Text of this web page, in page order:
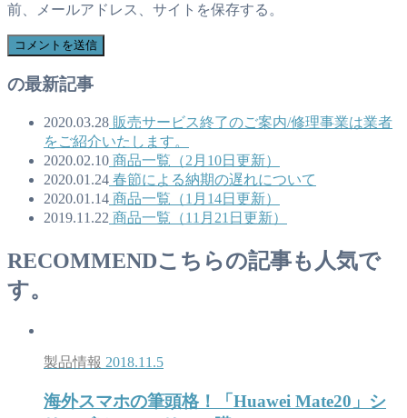
前、メールアドレス、サイトを保存する。
の最新記事
2020.03.28 販売サービス終了のご案内/修理事業は業者
をご紹介いたします。
2020.02.10 商品一覧（2月10日更新）
2020.01.24 春節による納期の遅れについて
2020.01.14 商品一覧（1月14日更新）
2019.11.22 商品一覧（11月21日更新）
RECOMMENDこちらの記事も人気で
す。
製品情報 2018.11.5
海外スマホの筆頭格！「Huawei Mate20」シ